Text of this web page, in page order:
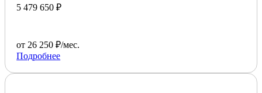
5 479 650 ₽
от 26 250 ₽/мес.
Подробнее